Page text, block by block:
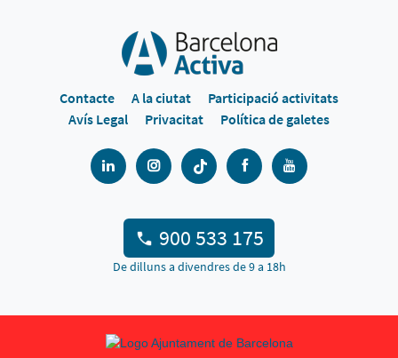
Contacte A la ciutat
Participació activitats
Avís Legal
Privacitat Política de galetes
900 533 175
De dilluns a divendres de 9 a 18h